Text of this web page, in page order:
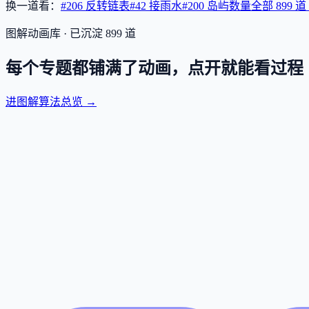
换一道看： #206 反转链表#42 接雨水#200 岛屿数量全部 899
图解动画库 · 已沉淀 899 道
每个专题都铺满了动画，点开就能看过程
进图解算法总览 →